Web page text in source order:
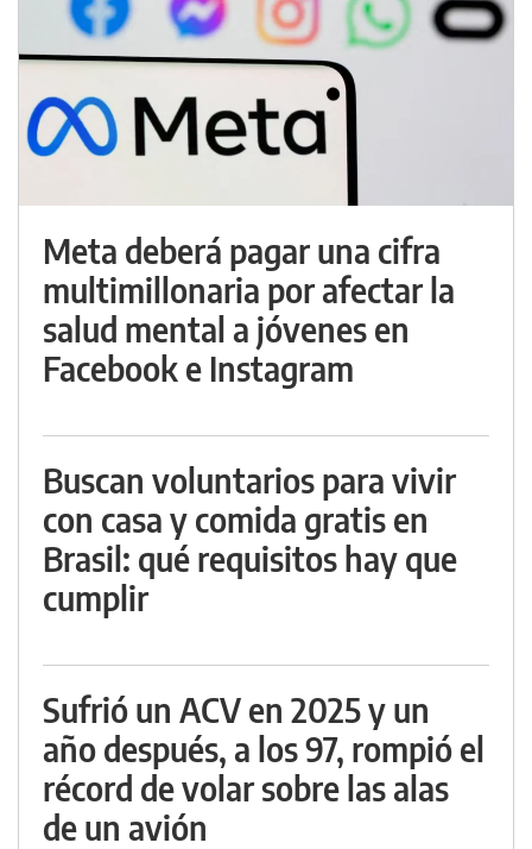
Meta deberá pagar una cifra
multimillonaria por afectar la
salud mental a jóvenes en
Facebook e Instagram
Buscan voluntarios para vivir
con casa y comida gratis en
Brasil: qué requisitos hay que
cumplir
Sufrió un ACV en 2025 y un
año después, a los 97, rompió el
récord de volar sobre las alas
de un avión